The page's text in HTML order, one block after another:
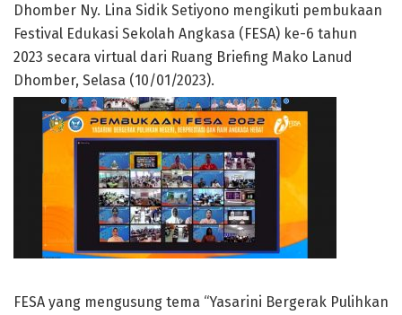
Dhomber Ny. Lina Sidik Setiyono mengikuti pembukaan
Festival Edukasi Sekolah Angkasa (FESA) ke-6 tahun
2023 secara virtual dari Ruang Briefing Mako Lanud
Dhomber, Selasa (10/01/2023).
FESA yang mengusung tema “Yasarini Bergerak Pulihkan